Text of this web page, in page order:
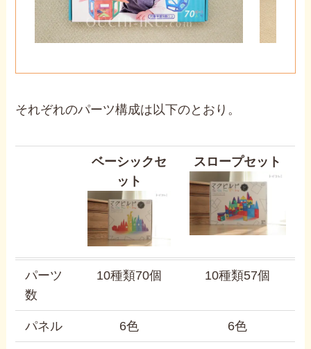
それぞれのパーツ構成は以下のとおり。
ベーシックセ
ット
スロープセット
パーツ
数
10種類70個 10種類57個
パネル 6色 6色